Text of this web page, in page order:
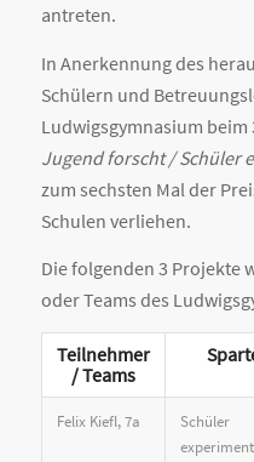
antreten.
In Anerkennung des
Schülern und
Ludwigsgymnasium
Jugend forscht / Schüler
zum sechsten Mal der
Schulen verliehen.
Die folgenden 3 Projekte
oder Teams des
Teilnehmer
/ Teams
Felix Kiefl, 7a
Schüler